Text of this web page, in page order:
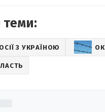
теми:
З УКРАЇНОЮ